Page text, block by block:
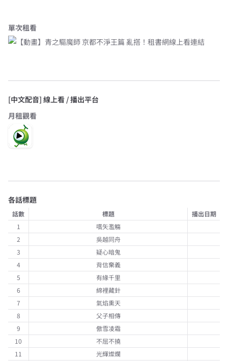
單次租看
[中文配音] 線上看 / 播出平台
月租觀看
各話標題
話數 標題
播出日期
1
嚆矢濫觴
2
吳越同舟
3
疑心暗鬼
4
背信棄義
5
有緣千里
6
綿裡藏針
7
氣焰熏天
8
父子相傳
9
傲雪凌霜
10
不屈不撓
11
光輝燦爛